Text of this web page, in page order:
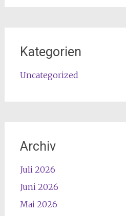
Kategorien
Uncategorized
Archiv
Juli 2026
Juni 2026
Mai 2026